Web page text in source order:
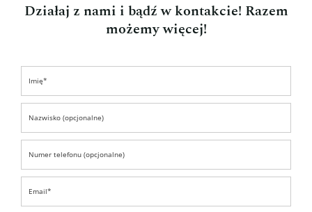
Działaj z nami i bądź w kontakcie! Razem
możemy więcej!